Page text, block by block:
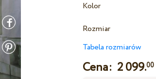
Kolor
Rozmiar
Tabela rozmiarów
Cena: 2 099.00